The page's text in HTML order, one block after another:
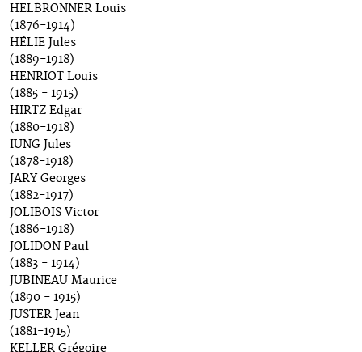
HELBRONNER Louis
(1876-1914)
HÉLIE Jules
(1889-1918)
HENRIOT Louis
(1885 - 1915)
HIRTZ Edgar
(1880-1918)
IUNG Jules
(1878-1918)
JARY Georges
(1882-1917)
JOLIBOIS Victor
(1886-1918)
JOLIDON Paul
(1883 - 1914)
JUBINEAU Maurice
(1890 - 1915)
JUSTER Jean
(1881-1915)
KELLER Grégoire